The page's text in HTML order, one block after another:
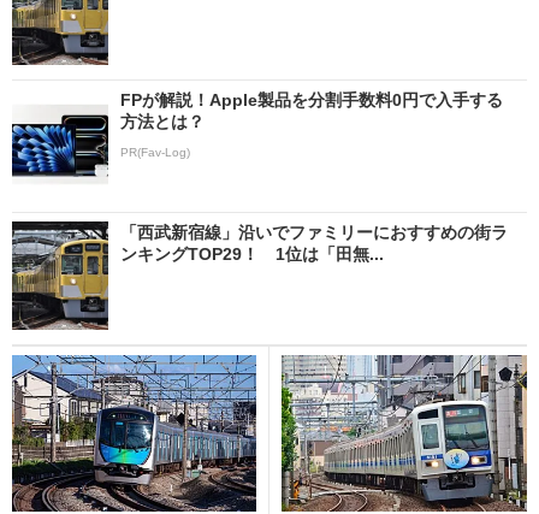
FPが解説！Apple製品を分割手数料0円で入手する
方法とは？
PR(Fav-Log)
「西武新宿線」沿いでファミリーにおすすめの街ラ
ンキングTOP29！ 1位は「田無...